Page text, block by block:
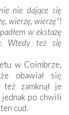
nie dające się
wierzę, wierzę"!
w ekstazę
Wtedy też się
w Coimbrze,
obawiał się
zamknął je
po chwili
cud.